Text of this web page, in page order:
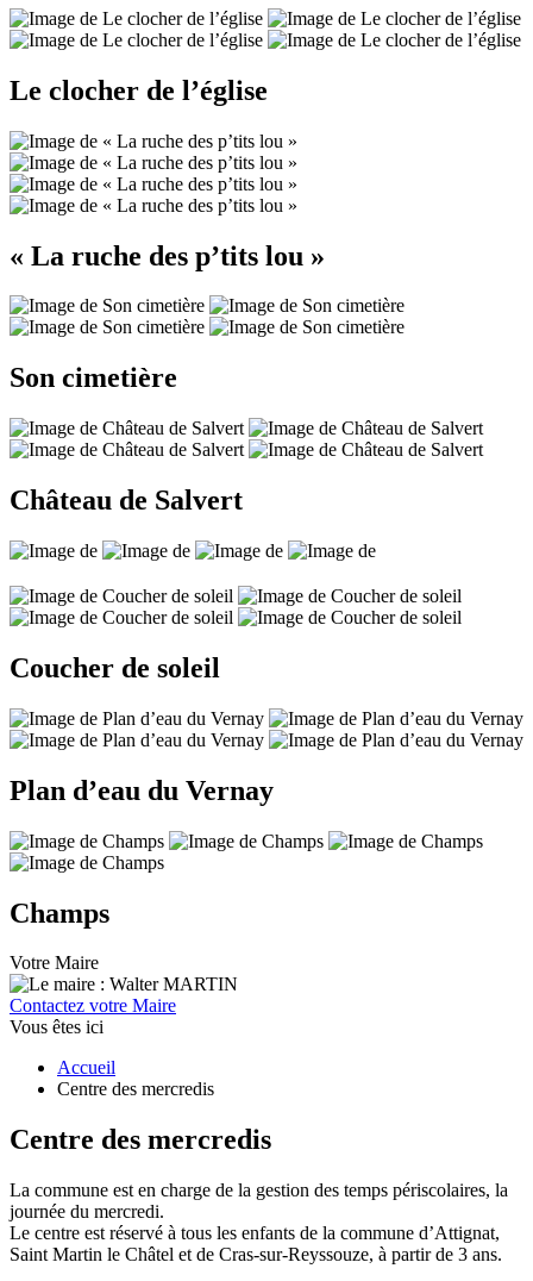
Le clocher de l’église
« La ruche des p’tits lou »
Son cimetière
Château de Salvert
Coucher de soleil
Plan d’eau du Vernay
Champs
Votre Maire
Contactez votre Maire
Vous êtes ici
Accueil
Centre des mercredis
Centre des mercredis
La commune est en charge de la gestion des temps périscolaires, la
journée du mercredi.
Le centre est réservé à tous les enfants de la commune d’Attignat,
Saint Martin le Châtel et de Cras-sur-Reyssouze, à partir de 3 ans.